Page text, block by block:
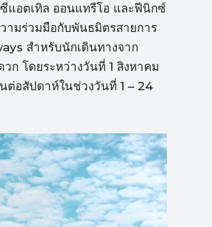
แอตเทิล ออนแทรีโอ และฟีนิกซ์
ามร่วมมือกับพันธมิตรสายการ
สำหรับนักเดินทางจาก
วก โดยระหว่างวันที่ 1 สิงหาคม
ต่อสัปดาห์ในช่วงวันที่ 1 – 24